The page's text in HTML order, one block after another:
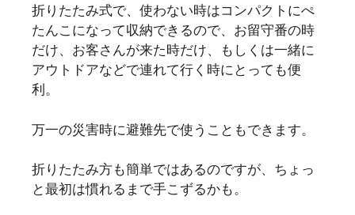
折りたたみ式で、使わない時はコンパクトにぺ
たんこになって収納できるので、お留守番の時
だけ、お客さんが来た時だけ、もしくは一緒に
アウトドアなどで連れて行く時にとっても便
利。
万一の災害時に避難先で使うこともできます。
折りたたみ方も簡単ではあるのですが、ちょっ
と最初は慣れるまで手こずるかも。